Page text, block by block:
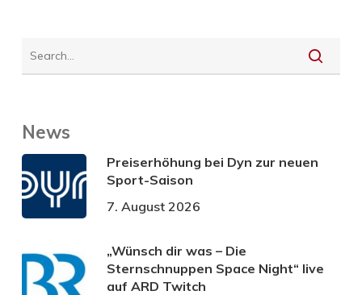
News
Preiserhöhung bei Dyn zur neuen
Sport-Saison
7. August 2026
„Wünsch dir was – Die
Sternschnuppen Space Night“ live
auf ARD Twitch